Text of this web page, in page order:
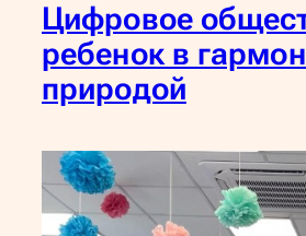
Цифровое
ребенок в
природой